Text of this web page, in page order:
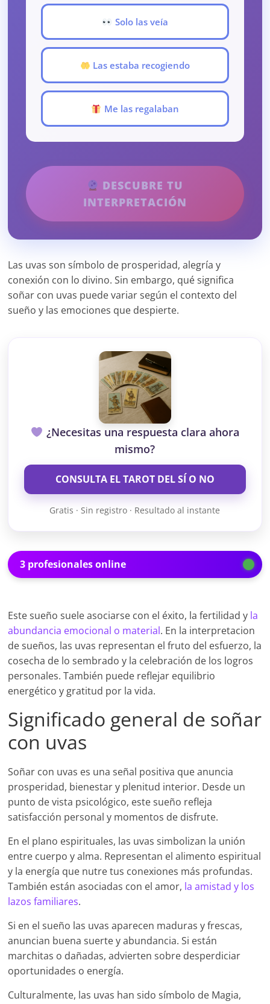
Solo las veía
Las estaba recogiendo
Me las regalaban
DESCUBRE TU
INTERPRETACIÓN
Las uvas son símbolo de prosperidad, alegría y
conexión con lo divino. Sin embargo, qué significa
soñar con uvas puede variar según el contexto del
sueño y las emociones que despierte.
¿Necesitas una respuesta clara ahora
mismo?
CONSULTA EL TAROT DEL SÍ O NO
Gratis · Sin registro · Resultado al instante
3 profesionales online
Este sueño suele asociarse con el éxito, la fertilidad y la
abundancia emocional o material. En la interpretacion
de sueños, las uvas representan el fruto del esfuerzo, la
cosecha de lo sembrado y la celebración de los logros
personales. También puede reflejar equilibrio
energético y gratitud por la vida.
Significado general de soñar
con uvas
Soñar con uvas es una señal positiva que anuncia
prosperidad, bienestar y plenitud interior. Desde un
punto de vista psicológico, este sueño refleja
satisfacción personal y momentos de disfrute.
En el plano espirituales, las uvas simbolizan la unión
entre cuerpo y alma. Representan el alimento espiritual
y la energía que nutre tus conexiones más profundas.
También están asociadas con el amor, la amistad y los
lazos familiares.
Si en el sueño las uvas aparecen maduras y frescas,
anuncian buena suerte y abundancia. Si están
marchitas o dañadas, advierten sobre desperdiciar
oportunidades o energía.
Culturalmente, las uvas han sido símbolo de Magia,